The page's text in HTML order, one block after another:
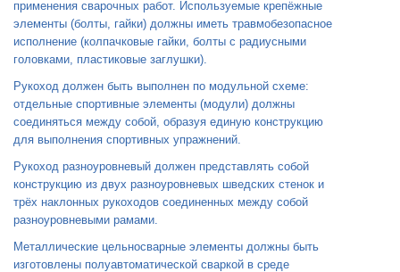
применения сварочных работ. Используемые крепёжные
элементы (болты, гайки) должны иметь травмобезопасное
исполнение (колпачковые гайки, болты с радиусными
головками, пластиковые заглушки).
Рукоход должен быть выполнен по модульной схеме:
отдельные спортивные элементы (модули) должны
соединяться между собой, образуя единую конструкцию
для выполнения спортивных упражнений.
Рукоход разноуровневый должен представлять собой
конструкцию из двух разноуровневых шведских стенок и
трёх наклонных рукоходов соединенных между собой
разноуровневыми рамами.
Металлические цельносварные элементы должны быть
изготовлены полуавтоматической сваркой в среде